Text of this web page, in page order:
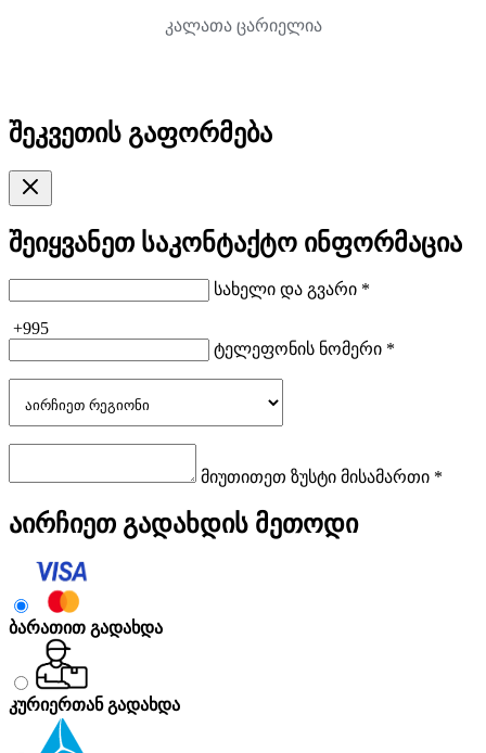
კალათა ცარიელია
შეკვეთის გაფორმება
შეიყვანეთ საკონტაქტო ინფორმაცია
სახელი და გვარი *
+995
ტელეფონის ნომერი *
მიუთითეთ ზუსტი მისამართი *
აირჩიეთ გადახდის მეთოდი
ბარათით გადახდა
კურიერთან გადახდა